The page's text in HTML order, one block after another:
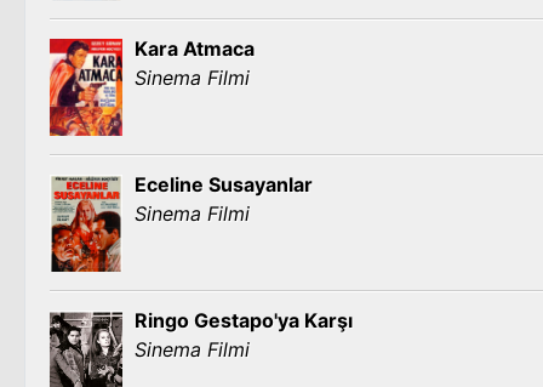
Kara Atmaca
Sinema Filmi
Eceline Susayanlar
Sinema Filmi
Ringo Gestapo'ya Karşı
Sinema Filmi